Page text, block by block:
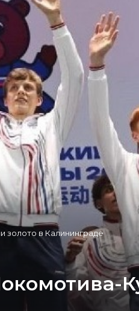
золото в Калининграде